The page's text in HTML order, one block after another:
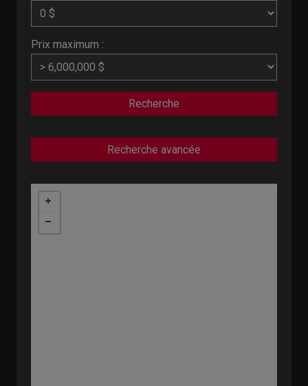
Prix maximum :